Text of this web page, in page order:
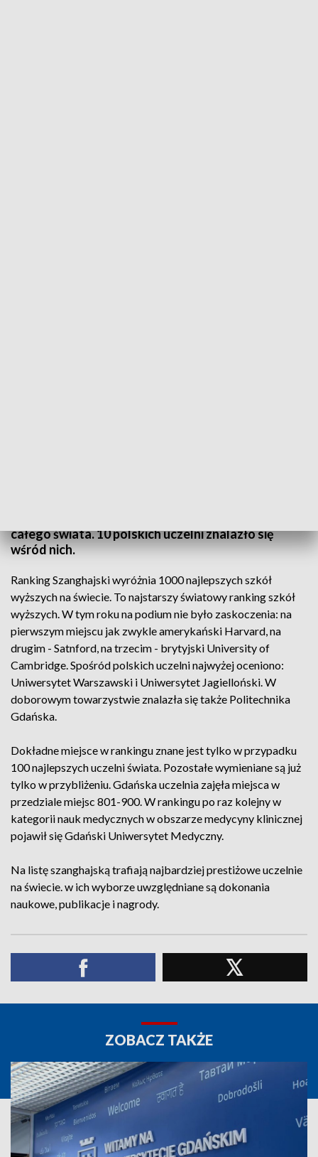
całego świata. 10 polskich uczelni znalazło się
wśród nich.
Ranking Szanghajski wyróżnia 1000 najlepszych szkół
wyższych na świecie. To najstarszy światowy ranking szkół
wyższych. W tym roku na podium nie było zaskoczenia: na
pierwszym miejscu jak zwykle amerykański Harvard, na
drugim - Satnford, na trzecim - brytyjski University of
Cambridge. Spośród polskich uczelni najwyżej oceniono:
Uniwersytet Warszawski i Uniwersytet Jagielloński. W
doborowym towarzystwie znalazła się także Politechnika
Gdańska.
Dokładne miejsce w rankingu znane jest tylko w przypadku
100 najlepszych uczelni świata. Pozostałe wymieniane są już
tylko w przybliżeniu. Gdańska uczelnia zajęła miejsca w
przedziale miejsc 801-900. W rankingu po raz kolejny w
kategorii nauk medycznych w obszarze medycyny klinicznej
pojawił się Gdański Uniwersytet Medyczny.
Na listę szanghajską trafiają najbardziej prestiżowe uczelnie
na świecie. w ich wyborze uwzględniane są dokonania
naukowe, publikacje i nagrody.
ZOBACZ TAKŻE